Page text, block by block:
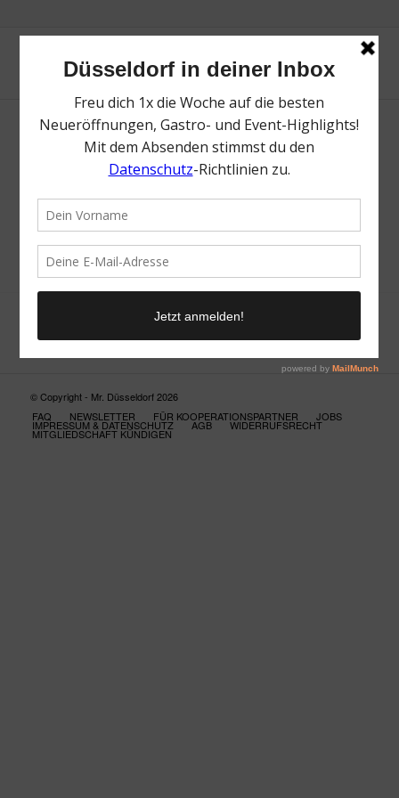
Neue Suche
Suchergebnis nicht zufriedenstellend? Versuche es mal mit
einem Wortteil oder einer anderen Schreibweise.
© Copyright - Mr. Düsseldorf 2026
FAQ
NEWSLETTER FÜR KOOPERATIONSPARTNER JOBS
IMPRESSUM & DATENSCHUTZ AGB WIDERRUFSRECHT
MITGLIEDSCHAFT KÜNDIGEN